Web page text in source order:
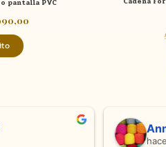
pantalla PVC